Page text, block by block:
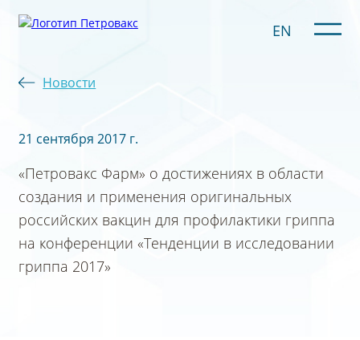
EN
Новости
21 сентября 2017 г.
«Петровакс Фарм» о достижениях в области
создания и применения оригинальных
российских вакцин для профилактики гриппа
на конференции «Тенденции в исследовании
гриппа 2017»